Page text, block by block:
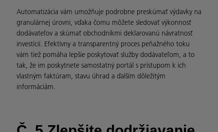
Automatizácia vám umožňuje podrobne preskúmať výdavky na
granulárnej úrovni, vďaka čomu môžete sledovať výkonnosť
dodávateľov a skúmať obchodníkmi deklarovanú návratnosť
investícií. Efektívny a transparentný proces peňažného toku
vám tiež pomáha lepšie poskytovať služby dodávateľom, a to
tak, že im poskytnete samostatný portál s prístupom k ich
vlastným faktúram, stavu úhrad a ďalším dôležitým
informáciám.